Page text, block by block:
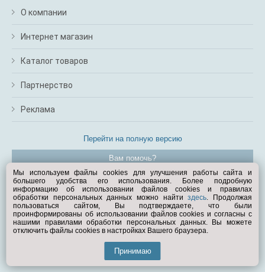
О компании
Интернет магазин
Каталог товаров
Партнерство
Реклама
Перейти на полную версию
Вам помочь?
© Exist.ru 1998—2026
Мы используем файлы cookies для улучшения работы сайта и
большего удобства его использования. Более подробную
информацию об использовании файлов cookies и правилах
обработки персональных данных можно найтиздесь. Продолжая
пользоваться сайтом, Вы подтверждаете, что были
проинформированы об использовании файлов cookies и согласны с
нашими правилами обработки персональных данных. Вы можете
отключить файлы cookies в настройках Вашего браузера.
Принимаю